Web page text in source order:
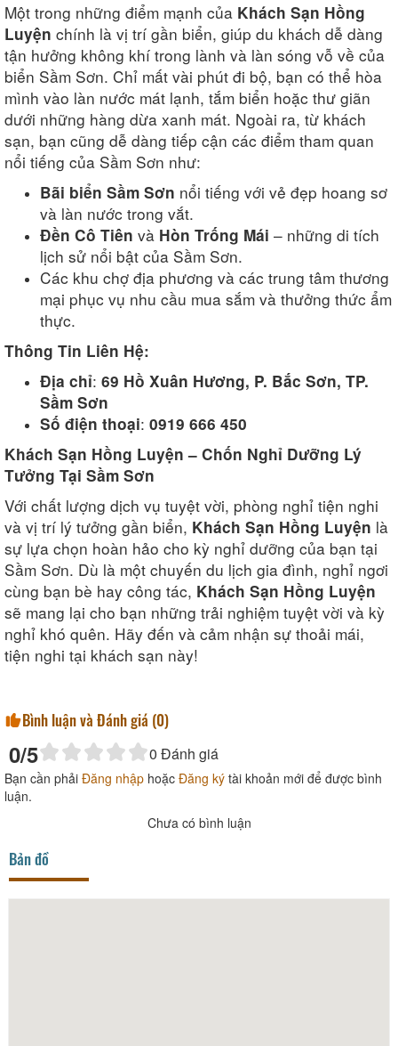
Một trong những điểm mạnh của Khách Sạn Hồng
Luyện chính là vị trí gần biển, giúp du khách dễ dàng
tận hưởng không khí trong lành và làn sóng vỗ về của
biển Sầm Sơn. Chỉ mất vài phút đi bộ, bạn có thể hòa
mình vào làn nước mát lạnh, tắm biển hoặc thư giãn
dưới những hàng dừa xanh mát. Ngoài ra, từ khách
sạn, bạn cũng dễ dàng tiếp cận các điểm tham quan
nổi tiếng của Sầm Sơn như:
Bãi biển Sầm Sơn nổi tiếng với vẻ đẹp hoang sơ
và làn nước trong vắt.
Đền Cô Tiên và Hòn Trống Mái – những di tích
lịch sử nổi bật của Sầm Sơn.
Các khu chợ địa phương và các trung tâm thương
mại phục vụ nhu cầu mua sắm và thưởng thức ẩm
thực.
Thông Tin Liên Hệ:
Địa chỉ: 69 Hồ Xuân Hương, P. Bắc Sơn, TP.
Sầm Sơn
Số điện thoại: 0919 666 450
Khách Sạn Hồng Luyện – Chốn Nghỉ Dưỡng Lý
Tưởng Tại Sầm Sơn
Với chất lượng dịch vụ tuyệt vời, phòng nghỉ tiện nghi
và vị trí lý tưởng gần biển, Khách Sạn Hồng Luyện là
sự lựa chọn hoàn hảo cho kỳ nghỉ dưỡng của bạn tại
Sầm Sơn. Dù là một chuyến du lịch gia đình, nghỉ ngơi
cùng bạn bè hay công tác, Khách Sạn Hồng Luyện
sẽ mang lại cho bạn những trải nghiệm tuyệt vời và kỳ
nghỉ khó quên. Hãy đến và cảm nhận sự thoải mái,
tiện nghi tại khách sạn này!
Bình luận và Đánh giá (0)
0/5 0 Đánh giá
Bạn cần phải Đăng nhập hoặc Đăng ký tài khoản mới để được bình
luận.
Chưa có bình luận
Bản đồ